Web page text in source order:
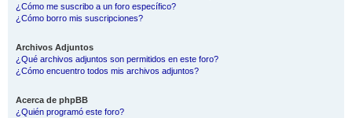
¿Cómo me suscribo a un foro específico?
¿Cómo borro mis suscripciones?
Archivos Adjuntos
¿Qué archivos adjuntos son permitidos en este foro?
¿Cómo encuentro todos mis archivos adjuntos?
Acerca de phpBB
¿Quién programó este foro?